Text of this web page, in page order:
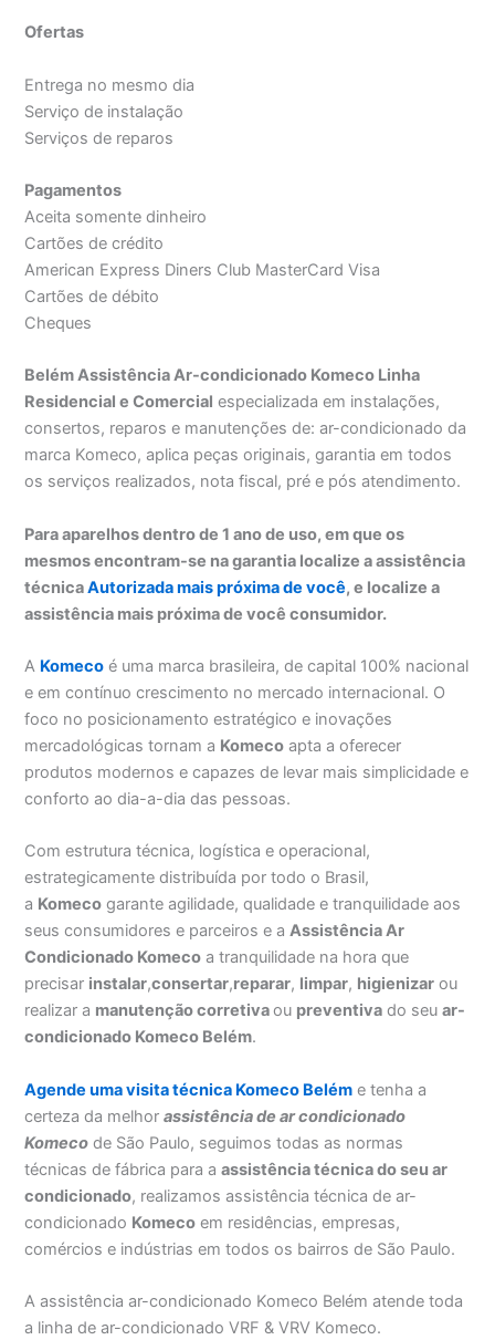
Ofertas
Entrega no mesmo dia
Serviço de instalação
Serviços de reparos
Pagamentos
Aceita somente dinheiro
Cartões de crédito
American Express Diners Club MasterCard Visa
Cartões de débito
Cheques
Belém Assistência Ar-condicionado Komeco Linha
Residencial e Comercial especializada em instalações,
consertos, reparos e manutenções de: ar-condicionado da
marca Komeco, aplica peças originais, garantia em todos
os serviços realizados, nota fiscal, pré e pós atendimento.
Para aparelhos dentro de 1 ano de uso, em que os
mesmos encontram-se na garantia localize a assistência
técnicaAutorizada mais próxima de você, e localize a
assistência mais próxima de você consumidor.
A Komeco é uma marca brasileira, de capital 100% nacional
e em contínuo crescimento no mercado internacional. O
foco no posicionamento estratégico e inovações
mercadológicas tornam a Komeco apta a oferecer
produtos modernos e capazes de levar mais simplicidade e
conforto ao dia-a-dia das pessoas.
Com estrutura técnica, logística e operacional,
estrategicamente distribuída por todo o Brasil,
a Komeco garante agilidade, qualidade e tranquilidade aos
seus consumidores e parceiros e aAssistência Ar
Condicionado Komeco a tranquilidade na hora que
precisar instalar,consertar,reparar, limpar, higienizar ou
realizar a manutenção corretivaou preventiva do seuar-
condicionado Komeco Belém.
Agende uma visita técnica Komeco Belém e tenha a
certeza da melhorassistênciade ar condicionado
Komeco de São Paulo, seguimos todas as normas
técnicas de fábrica para aassistência técnica do seu ar
condicionado, realizamos assistência técnica de ar-
condicionado Komeco em residências, empresas,
comércios e indústrias em todos os bairros de São Paulo.
A assistência ar-condicionado Komeco Belém atende toda
a linha de ar-condicionado VRF & VRV Komeco.